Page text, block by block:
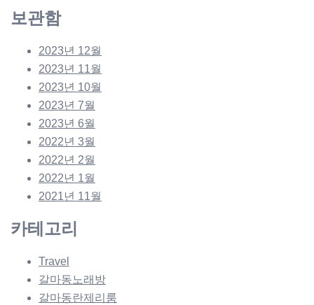
보관함
2023년 12월
2023년 11월
2023년 10월
2023년 7월
2023년 6월
2022년 3월
2022년 2월
2022년 1월
2021년 11월
카테고리
Travel
갈마동노래방
갈마동란제리룸